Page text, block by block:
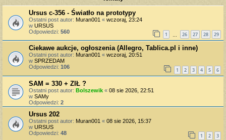
Ursus c-356 - Światło na prototypy
Ostatni post autor: Muran001 « wczoraj, 23:24
w URSUS
Odpowiedzi: 560 1 26 27 28 29
Ciekawe aukcje, ogłoszenia (Allegro, Tablica.pl i inne)
Ostatni post autor: Muran001 « wczoraj, 20:51
w SPRZEDAM
Odpowiedzi: 106 1 2 3 4 5 6
SAM = 330 + ZIŁ ?
Ostatni post autor: Bolszewik « 08 sie 2026, 22:51
w SAMy
Odpowiedzi: 2
Ursus 202
Ostatni post autor: Muran001 « 08 sie 2026, 15:37
w URSUS
Odpowiedzi: 48 1 2 3